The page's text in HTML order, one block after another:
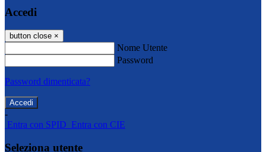
Accedi
button close ×
Nome Utente
Password
Password dimenticata?
-
Entra con SPID Entra con CIE
Seleziona utente